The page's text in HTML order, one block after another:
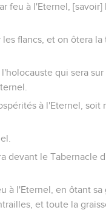
feu à l'Eternel, [savoir]
flancs, et on ôtera
qui sera
à l'Eternel, soit
devant le Tabernacle
à l'Eternel, en ôtant sa
et toute la